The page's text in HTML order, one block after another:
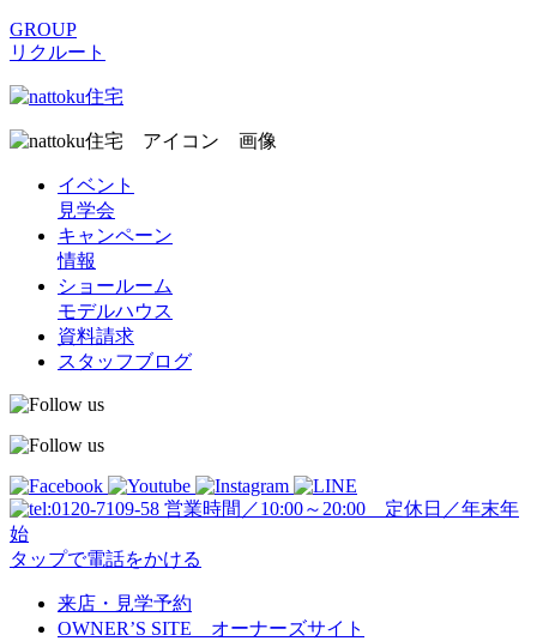
GROUP
リクルート
イベント
見学会
キャンペーン
情報
ショールーム
モデルハウス
資料請求
スタッフブログ
営業時間／10:00～20:00 定休日／年末年
始
タップで電話をかける
来店・見学予約
OWNER’S SITE オーナーズサイト